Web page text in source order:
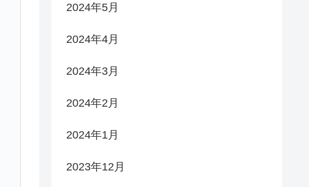
2024年5月
2024年4月
2024年3月
2024年2月
2024年1月
2023年12月